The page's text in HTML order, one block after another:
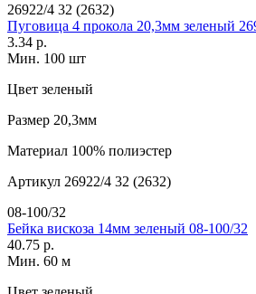
26922/4 32 (2632)
Пуговица 4 прокола 20,3мм зеленый
3.34 р.
Мин. 100 шт
Цвет зеленый
Размер 20,3мм
Материал 100% полиэстер
Артикул 26922/4 32 (2632)
08-100/32
Бейка вискоза 14мм зеленый 08-100/32
40.75 р.
Мин. 60 м